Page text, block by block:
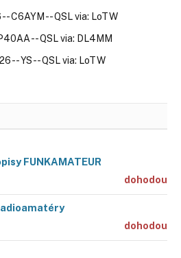
C6AYM -- QSL via: LoTW
-- QSL via: DL4MM
-- YS -- QSL via: LoTW
FUNKAMATEUR
dohodou
dohodou